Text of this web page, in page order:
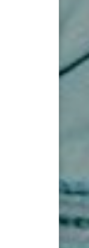
John
Professor